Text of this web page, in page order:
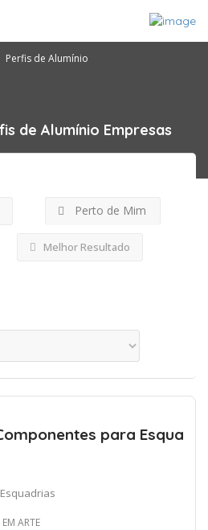
Perfis de Alumínio
de Alumínio Empresas
Perto de Mim
Melhor Resultado
para Esqua
ARTE